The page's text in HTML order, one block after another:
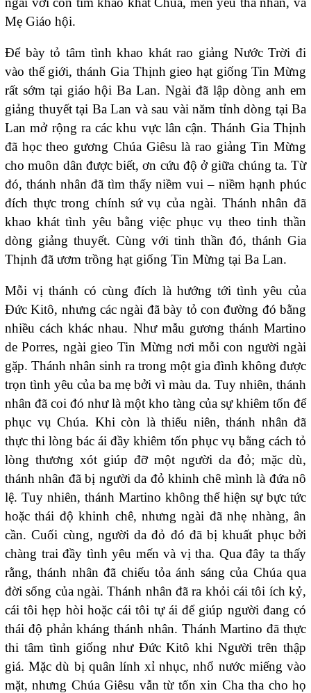
Mẹ Giáo hội.
Để bày tỏ tâm tình khao khát rao giảng Nước Trời đi
vào thế giới, thánh Gia Thịnh gieo hạt giống Tin Mừng
rất sớm tại giáo hội Ba Lan. Ngài đã lập dòng anh em
giảng thuyết tại Ba Lan và sau vài năm tỉnh dòng tại Ba
Lan mở rộng ra các khu vực lân cận. Thánh Gia Thịnh
đã học theo gương Chúa Giêsu là rao giảng Tin Mừng
cho muôn dân được biết, ơn cứu độ ở giữa chúng ta. Từ
đó, thánh nhân đã tìm thấy niềm vui – niềm hạnh phúc
đích thực trong chính sứ vụ của ngài. Thánh nhân đã
khao khát tình yêu bằng việc phục vụ theo tinh thần
dòng giảng thuyết. Cùng với tinh thần đó, thánh Gia
Thịnh đã ươm trồng hạt giống Tin Mừng tại Ba Lan.
Mỗi vị thánh có cùng đích là hướng tới tình yêu của
Đức Kitô, nhưng các ngài đã bày tỏ con đường đó bằng
nhiều cách khác nhau. Như mẫu gương thánh Martino
de Porres, ngài gieo Tin Mừng nơi mỗi con người ngài
gặp. Thánh nhân sinh ra trong một gia đình không được
trọn tình yêu của ba mẹ bởi vì màu da. Tuy nhiên, thánh
nhân đã coi đó như là một kho tàng của sự khiêm tốn để
phục vụ Chúa. Khi còn là thiếu niên, thánh nhân đã
thực thi lòng bác ái đầy khiêm tốn phục vụ bằng cách tỏ
lòng thương xót giúp đỡ một người da đỏ; mặc dù,
thánh nhân đã bị người da đỏ khinh chê mình là đứa nô
lệ. Tuy nhiên, thánh Martino không thể hiện sự bực tức
hoặc thái độ khinh chê, nhưng ngài đã nhẹ nhàng, ân
cần. Cuối cùng, người da đỏ đó đã bị khuất phục bởi
chàng trai đầy tình yêu mến và vị tha. Qua đây ta thấy
rằng, thánh nhân đã chiếu tỏa ánh sáng của Chúa qua
đời sống của ngài. Thánh nhân đã ra khỏi cái tôi ích kỷ,
cái tôi hẹp hòi hoặc cái tôi tự ái để giúp người đang có
thái độ phản kháng thánh nhân. Thánh Martino đã thực
thi tâm tình giống như Đức Kitô khi Người trên thập
giá. Mặc dù bị quân lính xỉ nhục, nhổ nước miếng vào
mặt, nhưng Chúa Giêsu vẫn từ tốn xin Cha tha cho họ